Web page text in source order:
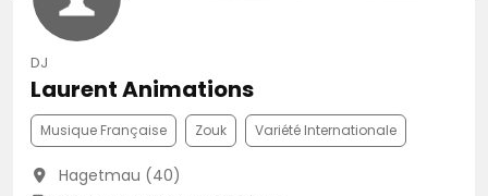
DJ
Laurent Animations
Musique Française Zouk Variété Internationale
Hagetmau (40)